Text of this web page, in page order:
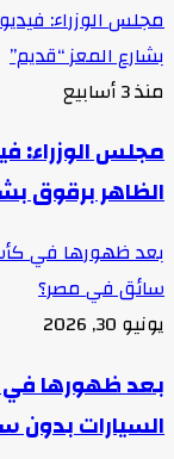
مجلس الوزراء:
بشارع المعز “قديم”
منذ 3 أسابيع
مجلس الوزراء:
الظاهر برقوق
بعد ظهورها في
سائق في مصر؟
يونيو 30, 2026
بعد ظهورها في
السيارات